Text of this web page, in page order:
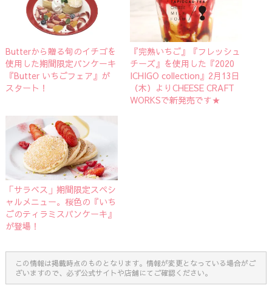
Butterから贈る旬のイチゴを
使用した期間限定パンケーキ
『Butter いちごフェア』が
スタート！
『完熟いちご』『フレッシュ
チーズ』を使用した『2020
ICHIGO collection』2月13日
（木）よりCHEESE CRAFT
WORKSで新発売です★
「サラベス」期間限定スペシ
ャルメニュー。桜色の『いち
ごのティラミスパンケーキ』
が登場！
この情報は掲載時点のものとなります。情報が変更となっている場合がご
ざいますので、必ず公式サイトや店舗にてご確認ください。